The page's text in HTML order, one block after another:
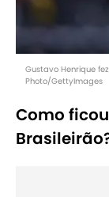
Gustavo Henrique
Photo/GettyImages
Como